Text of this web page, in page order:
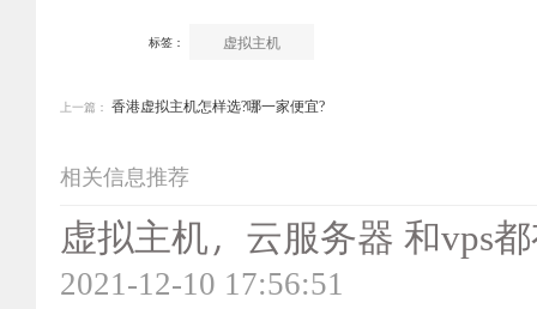
标签： 虚拟主机
上一篇： 香港虚拟主机怎样选?哪一家便宜?
相关信息推荐
虚拟主机，云服务器 和vps
2021-12-10 17:56:51